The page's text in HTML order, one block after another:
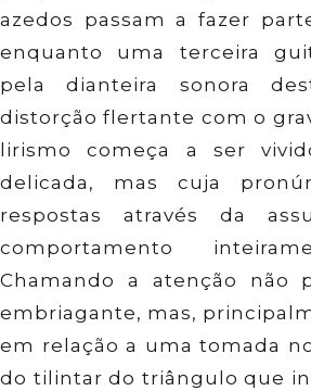
azedos passam a fazer
enquanto uma terceira
pela dianteira sonora
distorção flertante com o
lirismo começa a ser
delicada, mas cuja
respostas através da
comportamento
Chamando a atenção não
embriagante, mas,
em relação a uma tomada
do tilintar do triângulo que